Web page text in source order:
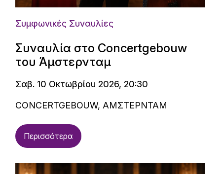
Συμφωνικές Συναυλίες
Συναυλία στο Concertgebouw
του Άμστερνταμ
Σαβ. 10 Οκτωβρίου 2026, 20:30
CONCERTGEBOUW, ΑΜΣΤΕΡΝΤΑΜ
Περισσότερα